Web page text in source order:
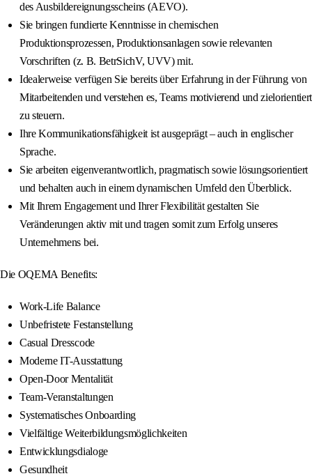
des Ausbildereignungsscheins (AEVO).
Sie bringen fundierte Kenntnisse in chemischen
Produktionsprozessen, Produktionsanlagen sowie relevanten
Vorschriften (z. B. BetrSichV, UVV) mit.
Idealerweise verfügen Sie bereits über Erfahrung in der Führung von
Mitarbeitenden und verstehen es, Teams motivierend und zielorientiert
zu steuern.
Ihre Kommunikationsfähigkeit ist ausgeprägt – auch in englischer
Sprache.
Sie arbeiten eigenverantwortlich, pragmatisch sowie lösungsorientiert
und behalten auch in einem dynamischen Umfeld den Überblick.
Mit Ihrem Engagement und Ihrer Flexibilität gestalten Sie
Veränderungen aktiv mit und tragen somit zum Erfolg unseres
Unternehmens bei.
Die OQEMA Benefits:
Work-Life Balance
Unbefristete Festanstellung
Casual Dresscode
Moderne IT-Ausstattung
Open-Door Mentalität
Team-Veranstaltungen
Systematisches Onboarding
Vielfältige Weiterbildungsmöglichkeiten
Entwicklungsdialoge
Gesundheit